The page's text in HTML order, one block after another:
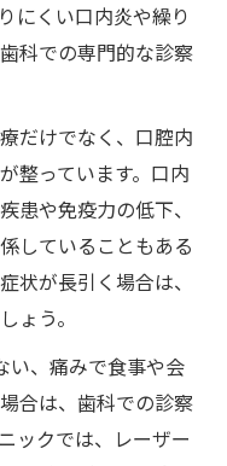
受診タイミング
診のタイミングを
診が必要な理由
受診目安とは
診かを見極める
場合の基準
ザー治療の特徴
の塗り薬治療と
にくい口内炎や繰り
科での専門的な診察
だけでなく、口腔内
整っています。口内
患や免疫力の低下、
していることもある
状が長引く場合は、
ょう。
い、痛みで食事や会
合は、歯科での診察
ックでは、レーザー